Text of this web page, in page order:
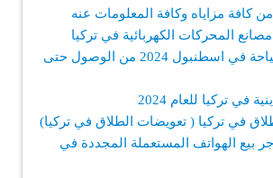
كافة مزاياه وكافة المعلومات عنه
تكاليف السياحة في اسطنبول 2024 من الوصول حتى
في تركيا للعام 2024
في تركيا ( تعويضات الطلاق في تركيا)
4 متاجر بيع الهواتف المستعملة المجددة في